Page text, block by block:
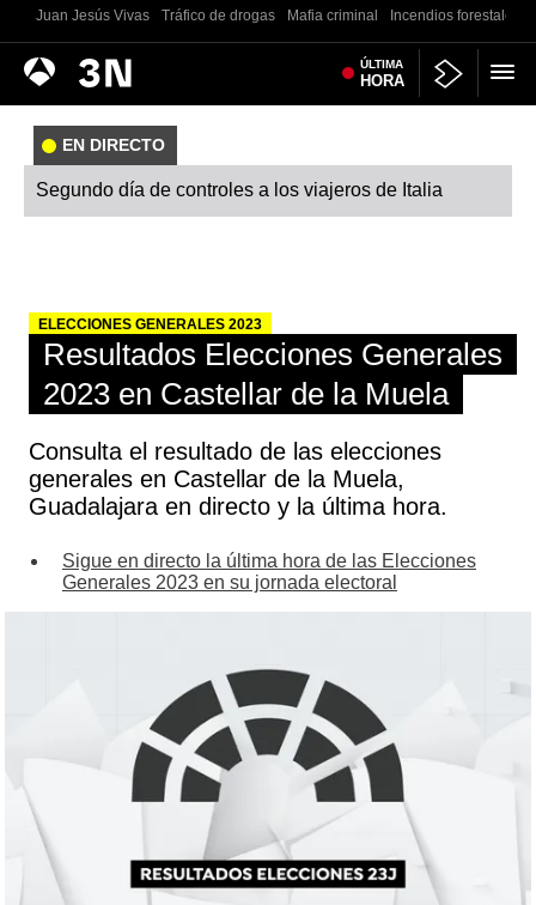
Juan Jesús Vivas Tráfico de drogas Mafia criminal Incendios forestales
Antena
3
Noticias ÚLTIMA
HORA
EN DIRECTO
Segundo día de controles a los viajeros de Italia
ELECCIONES GENERALES 2023
Resultados Elecciones Generales
2023 en Castellar de la Muela
Consulta el resultado de las elecciones
generales en Castellar de la Muela,
Guadalajara en directo y la última hora.
Sigue en directo la última hora de las Elecciones
Generales 2023 en su jornada electoral